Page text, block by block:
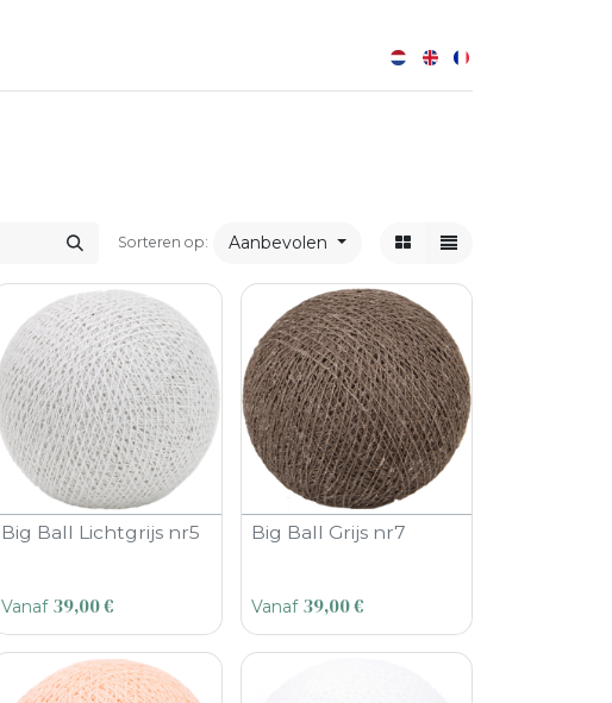
Sorteren op: Aanbevolen
Big Ball Lichtgrijs nr5
Vanaf 39,00€
Big Ball Grijs nr7
Vanaf 39,00€